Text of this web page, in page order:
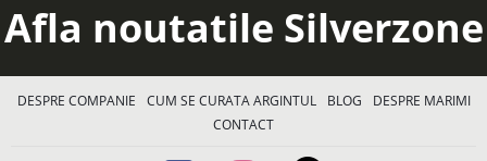
Afla noutatile Silverzone
DESPRE COMPANIE CUM SE CURATA ARGINTUL BLOG
DESPRE MARIMI
CONTACT